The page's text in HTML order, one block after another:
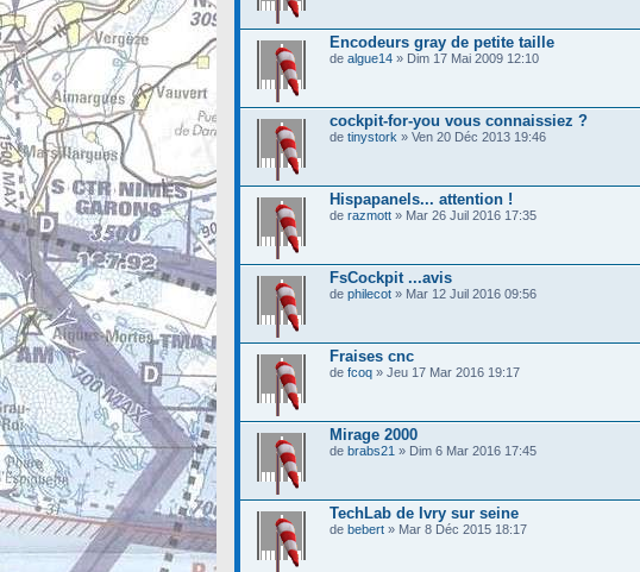
Encodeurs gray de petite taille
de algue14 » Dim 17 Mai 2009 12:10
cockpit-for-you vous connaissiez ?
de tinystork » Ven 20 Déc 2013 19:46
Hispapanels... attention !
de razmott » Mar 26 Juil 2016 17:35
FsCockpit ...avis
de philecot » Mar 12 Juil 2016 09:56
Fraises cnc
de fcoq » Jeu 17 Mar 2016 19:17
Mirage 2000
de brabs21 » Dim 6 Mar 2016 17:45
TechLab de Ivry sur seine
de bebert » Mar 8 Déc 2015 18:17